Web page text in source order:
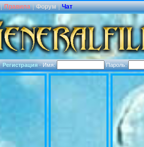
| Правила | Форум | Чат
Регистрация·Имя: Пароль: